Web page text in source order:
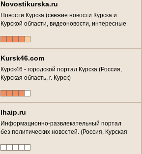
Novostikurska.ru
Новости Курска (свежие новости Курска и
Курской области, видеоновости, интересные
Kursk46.com
Курск46 - городской портал Курска (Россия,
Курская область, г. Курск)
Ihaip.ru
Информационно-развлекательный портал
без политических новостей. (Россия, Курская